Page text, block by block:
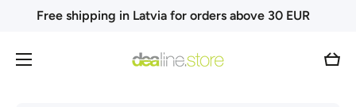
Skip to content
Free shipping in Latvia for orders above 30 EUR
Cart